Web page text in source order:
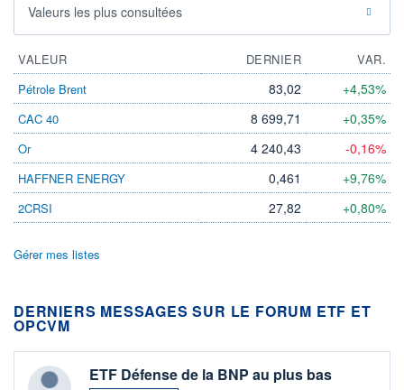
Valeurs les plus consultées
VALEUR DERNIER
VAR.
Pétrole Brent
83,02 +4,53%
CAC 40 8 699,71 +0,35%
Or 4 240,43 -0,16%
HAFFNER ENERGY 0,461 +9,76%
2CRSI 27,82 +0,80%
Gérer mes listes
DERNIERS MESSAGES SUR LE FORUM ETF ET
OPCVM
ETF Défense de la BNP au plus bas